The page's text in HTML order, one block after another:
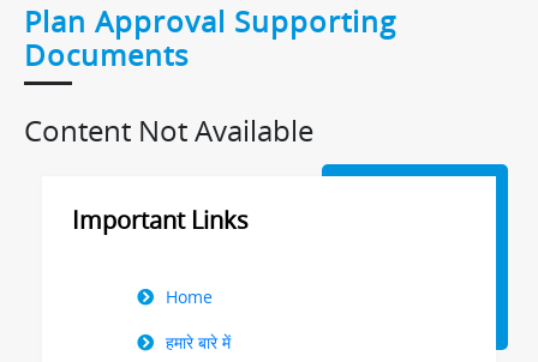
Plan Approval Supporting
Documents
Content Not Available
Important Links
Right
Menu
Home
हमारे बारे में